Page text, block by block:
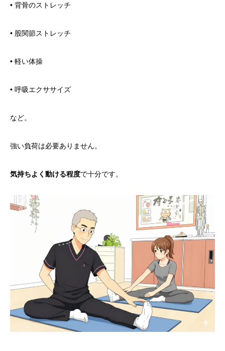
• 背骨のストレッチ
• 股関節ストレッチ
• 軽い体操
• 呼吸エクササイズ
など。
強い負荷は必要ありません。
気持ちよく動ける程度で十分です。